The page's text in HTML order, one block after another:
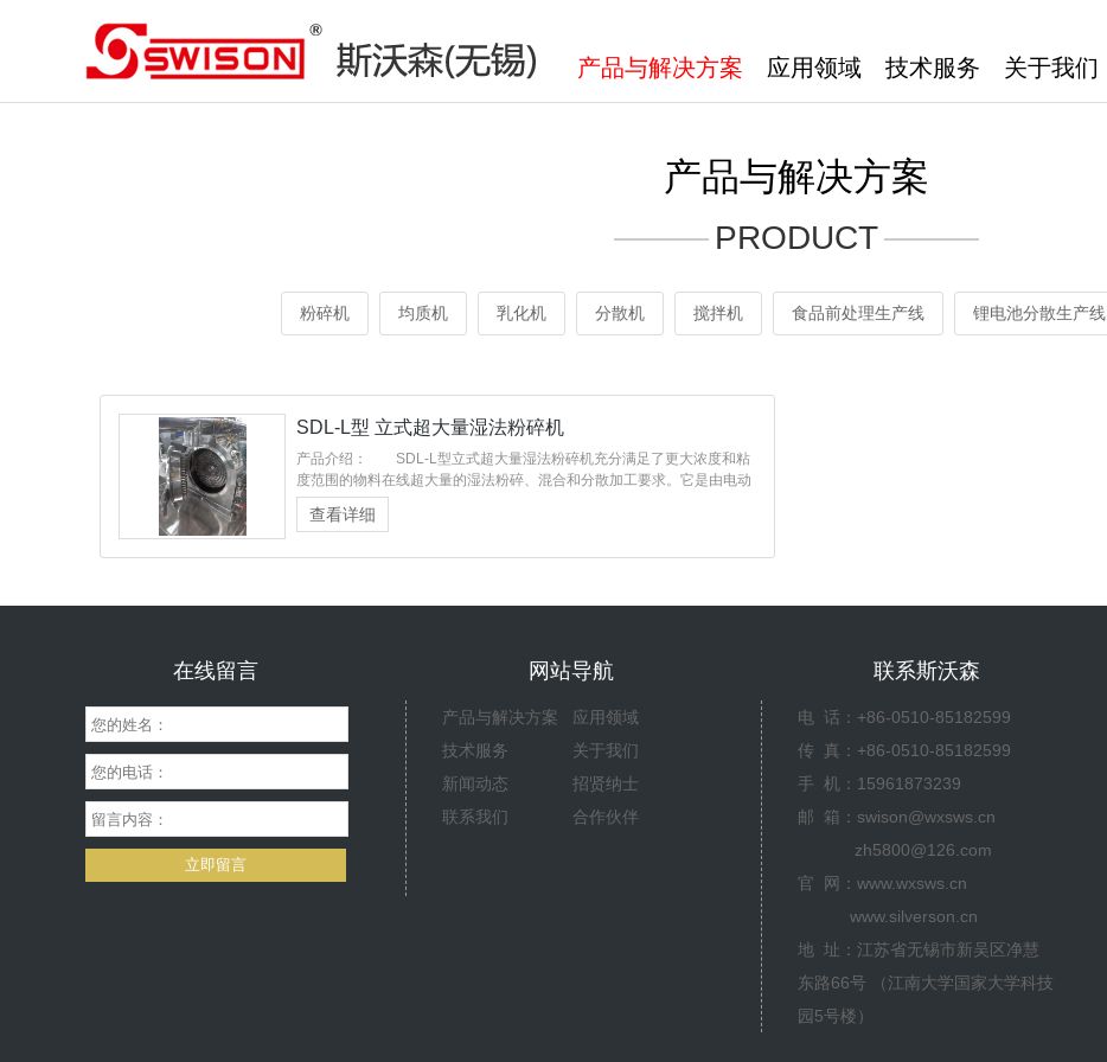
产品与解决方案 应用领域
食品
化工
电子电路
技术服务 关于我们
产品与解决方案
PRODUCT
粉碎机 均质机 乳化机 分散机 搅拌机 食品前处理生产线 锂电池分散生产线
SDL-L型 立式超大量湿法粉碎机
产品介绍： SDL-L型立式超大量湿法粉碎机充分满足了更大浓度和粘
度范围的物料在线超大量的湿法粉碎、混合和分散加工要求。它是由电动
机通过皮带传动定转子作相对的
查看详细
在线留言
立即留言
网站导航
产品与解决方案
应用领域
技术服务
关于我们
新闻动态
招贤纳士
联系我们
合作伙伴
联系斯沃森
电 话：+86-0510-85182599
传 真：+86-0510-85182599
手 机：15961873239
邮 箱：swison@wxsws.cn
zh5800@126.com
官 网：www.wxsws.cn
www.silverson.cn
地 址：江苏省无锡市新吴区净慧
东路66号 （江南大学国家大学科技
园5号楼）